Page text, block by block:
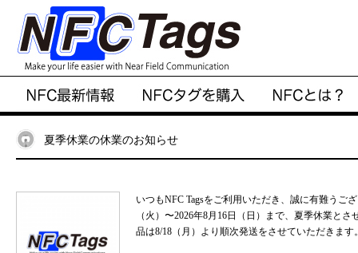
夏季休業の休業のお知らせ
いつもNFC Tagsをご利用いただき、誠に有難う
（火）〜2026年8月16日（日）まで、夏季休業と
品は8/18（月）より順次発送をさせていただきま